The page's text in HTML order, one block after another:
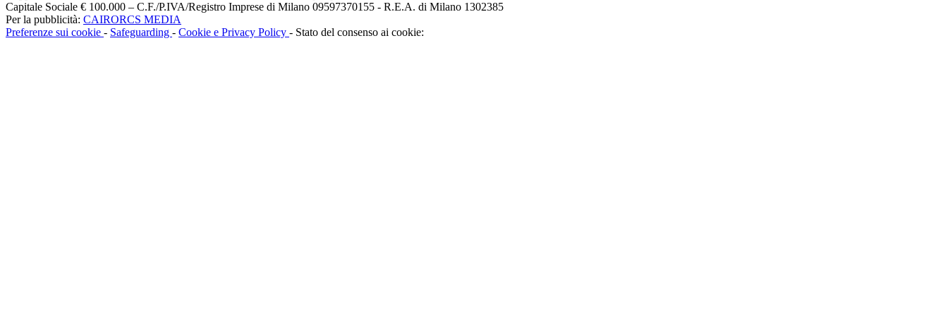
Capitale Sociale € 100.000 – C.F./P.IVA/Registro Imprese di Milano 09597370155 - R.E.A. di Milano 1302385
Per la pubblicità: CAIRORCS MEDIA
Preferenze sui cookie - Safeguarding - Cookie e Privacy Policy - Stato del consenso ai cookie: